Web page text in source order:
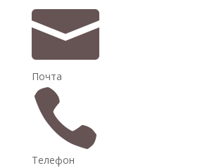

Почта

Телефон